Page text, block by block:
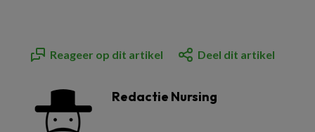
Reageer op dit artikel Deel dit artikel
Redactie Nursing